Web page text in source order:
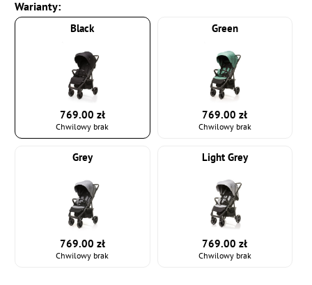
Warianty:
Black
769.00 zł
Chwilowy brak
Green
769.00 zł
Chwilowy brak
Grey
769.00 zł
Chwilowy brak
Light Grey
769.00 zł
Chwilowy brak